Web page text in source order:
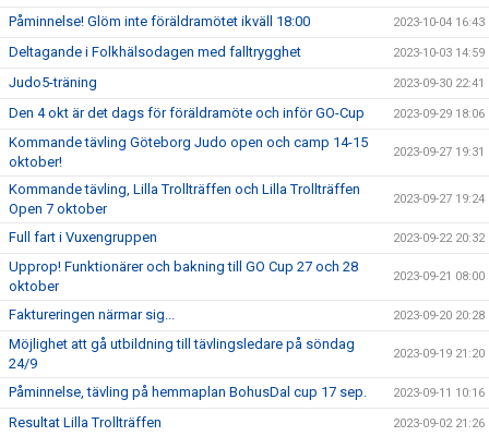
Påminnelse! Glöm inte föräldramötet ikväll 18:00 2023-10-04 16:43
Deltagande i Folkhälsodagen med falltrygghet 2023-10-03 14:59
Judo5-träning 2023-09-30 22:41
Den 4 okt är det dags för föräldramöte och inför GO-Cup 2023-09-29 18:06
Kommande tävling Göteborg Judo open och camp 14-15
oktober!
2023-09-27 19:31
Kommande tävling, Lilla Trollträffen och Lilla Trollträffen
Open 7 oktober
2023-09-27 19:24
Full fart i Vuxengruppen 2023-09-22 20:32
Upprop! Funktionärer och bakning till GO Cup 27 och 28
oktober
2023-09-21 08:00
Faktureringen närmar sig... 2023-09-20 20:28
Möjlighet att gå utbildning till tävlingsledare på söndag
24/9
2023-09-19 21:20
Påminnelse, tävling på hemmaplan BohusDal cup 17 sep. 2023-09-11 10:16
Resultat Lilla Trollträffen 2023-09-02 21:26